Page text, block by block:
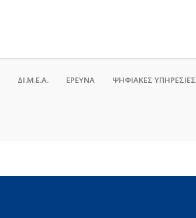
ΔΙ.Μ.Ε.Α. ΕΡΕΥΝΑ ΨΗΦΙΑΚΈΣ ΥΠΗΡΕΣΊΕΣ